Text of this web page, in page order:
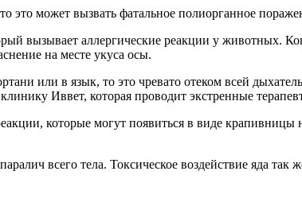
может вызвать фатальное полиорганное
вызывает аллергические реакции у животных.
на месте укуса осы.
или в язык, то это чревато отеком всей
Иввет, которая проводит экстренные
которые могут появиться в виде
всего тела. Токсическое воздействие яда